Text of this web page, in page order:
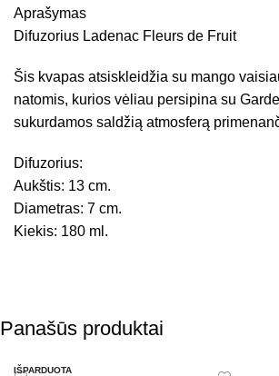
Aprašymas
Difuzorius Ladenac Fleurs de Fruit
Šis kvapas atsiskleidžia su mango
natomis, kurios vėliau persipina su
sukurdamos saldžią atmosferą
Difuzorius:
Aukštis: 13 cm.
Diametras: 7 cm.
Kiekis: 180 ml.
Panašūs produktai
IŠPARDUOTA